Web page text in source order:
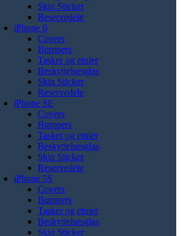
Skin Sticker
Reservedele
iPhone 6
Covers
Bumpers
Tasker og etuier
Beskyttelsesglas
Skin Sticker
Reservedele
iPhone SE
Covers
Bumpers
Tasker og etuier
Beskyttelsesglas
Skin Sticker
Reservedele
iPhone 5S
Covers
Bumpers
Tasker og etuier
Beskyttelsesglas
Skin Sticker